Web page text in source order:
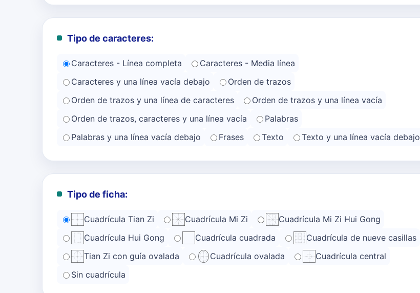
Tipo de caracteres:
Caracteres - Línea completa
Caracteres - Media línea
Caracteres y una línea vacía debajo
Orden de trazos
Orden de trazos y una línea de caracteres
Orden de trazos y una línea vacía
Orden de trazos, caracteres y una línea vacía
Palabras
Palabras y una línea vacía debajo
Frases Texto Texto y una línea vacía debajo
Tipo de ficha:
Cuadrícula Tian Zi Cuadrícula Mi Zi
Cuadrícula Mi Zi Hui Gong
Cuadrícula Hui Gong
Cuadrícula cuadrada
Cuadrícula de nueve casillas
Tian Zi con guía ovalada
Cuadrícula ovalada
Cuadrícula central
Sin cuadrícula